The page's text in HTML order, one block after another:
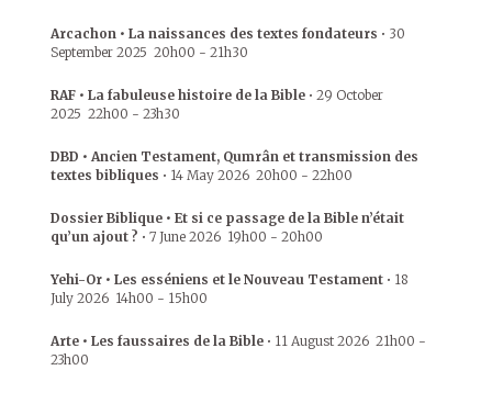
Arcachon • La naissances des textes fondateurs • 30
September 2025 20h00 - 21h30
RAF • La fabuleuse histoire de la Bible • 29 October
2025 22h00 - 23h30
DBD • Ancien Testament, Qumrân et transmission des
textes bibliques • 14 May 2026 20h00 - 22h00
Dossier Biblique • Et si ce passage de la Bible n’était
qu’un ajout ? • 7 June 2026 19h00 - 20h00
Yehi-Or • Les esséniens et le Nouveau Testament • 18
July 2026 14h00 - 15h00
Arte • Les faussaires de la Bible • 11 August 2026 21h00 -
23h00